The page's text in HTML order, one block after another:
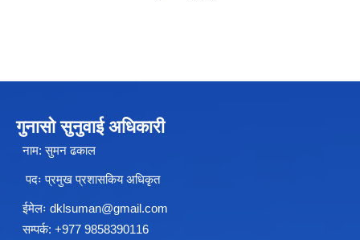
गुनासो सुनुवाई अधिकारी
नाम: सुमन ढकाल
पदः प्रमुख प्रशासकिय अधिकृत
ईमेलः dklsuman@gmail.com
सम्पर्क: +977 9858390116